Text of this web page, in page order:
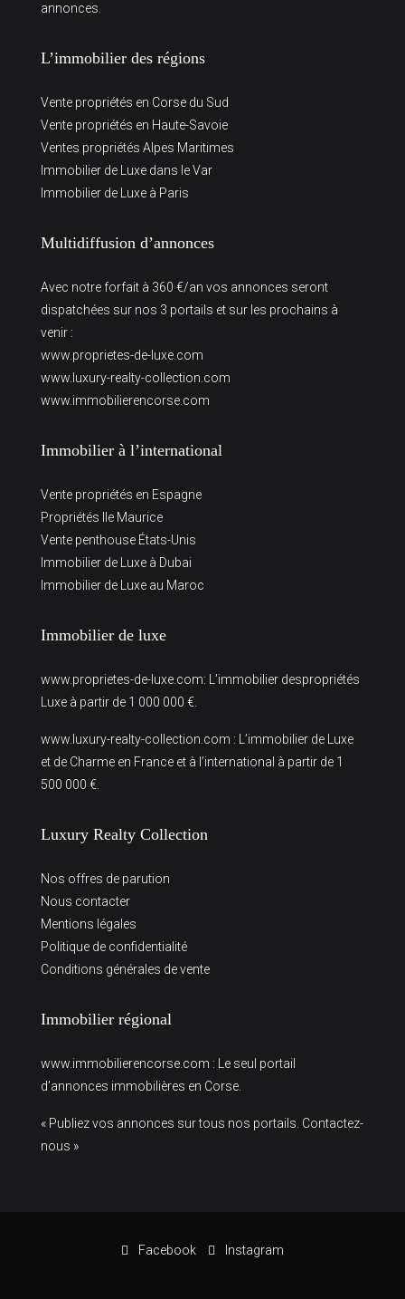
annonces.
L’immobilier des régions
Vente propriétés en Corse du Sud
Vente propriétés en Haute-Savoie
Ventes propriétés Alpes Maritimes
Immobilier de Luxe dans le Var
Immobilier de Luxe à Paris
Multidiffusion d’annonces
Avec notre forfait à 360 €/an vos annonces seront
dispatchées sur nos 3 portails et sur les prochains à
venir :
www.proprietes-de-luxe.com
www.luxury-realty-collection.com
www.immobilierencorse.com
Immobilier à l’international
Vente propriétés en Espagne
Propriétés Ile Maurice
Vente penthouse États-Unis
Immobilier de Luxe à Dubai
Immobilier de Luxe au Maroc
Immobilier de luxe
www.proprietes-de-luxe.com: L’immobilier despropriétés
Luxe à partir de 1 000 000 €.
www.luxury-realty-collection.com : L’immobilier de Luxe
et de Charme en France et à l’international à partir de 1
500 000 €.
Luxury Realty Collection
Nos offres de parution
Nous contacter
Mentions légales
Politique de confidentialité
Conditions générales de vente
Immobilier régional
www.immobilierencorse.com : Le seul portail
d’annonces immobilières en Corse.
« Publiez vos annonces sur tous nos portails. Contactez-
nous »
Facebook Instagram